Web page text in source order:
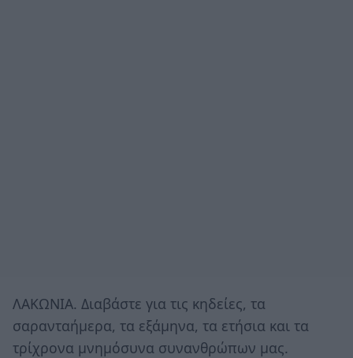
ΛΑΚΩΝΙΑ. Διαβάστε για τις κηδείες, τα
σαρανταήμερα, τα εξάμηνα, τα ετήσια και τα
τρίχρονα μνημόσυνα συνανθρώπων μας.